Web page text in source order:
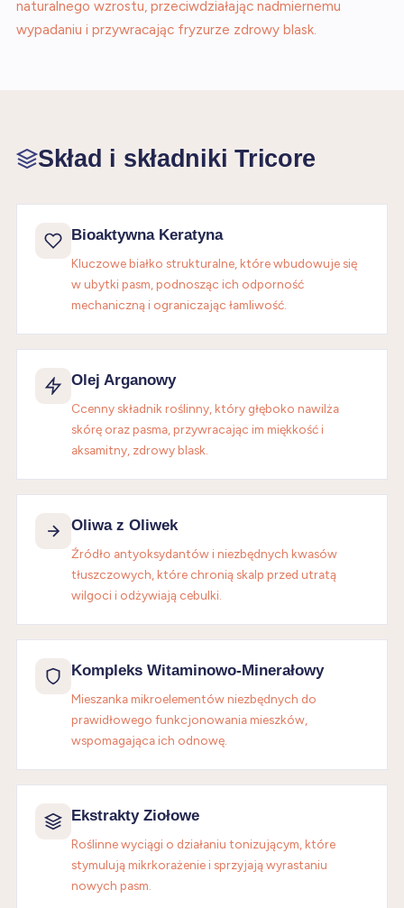
naturalnego wzrostu, przeciwdziałając nadmiernemu
wypadaniu i przywracając fryzurze zdrowy blask.
Skład i składniki Tricore
Bioaktywna Keratyna
Kluczowe białko strukturalne, które wbudowuje się
w ubytki pasm, podnosząc ich odporność
mechaniczną i ograniczając łamliwość.
Olej Arganowy
Ccenny składnik roślinny, który głęboko nawilża
skórę oraz pasma, przywracając im miękkość i
aksamitny, zdrowy blask.
Oliwa z Oliwek
Źródło antyoksydantów i niezbędnych kwasów
tłuszczowych, które chronią skalp przed utratą
wilgoci i odżywiają cebulki.
Kompleks Witaminowo-Minerałowy
Mieszanka mikroelementów niezbędnych do
prawidłowego funkcjonowania mieszków,
wspomagająca ich odnowę.
Ekstrakty Ziołowe
Roślinne wyciągi o działaniu tonizującym, które
stymulują mikrkorażenie i sprzyjają wyrastaniu
nowych pasm.